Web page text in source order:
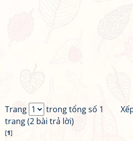
Trang
trong tổng số 1
trang (2 bài trả lời)
[1]